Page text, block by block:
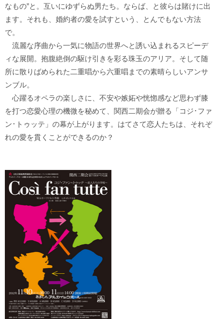
なもの”と。互いにゆずらぬ男たち。ならば、と彼らは賭けに出
ます。それも、婚約者の愛を試すという、とんでもない方法
で。
流麗な序曲から一気に物語の世界へと誘い込まれるスピーデ
ィな展開。抱腹絶倒の駆け引きを彩る珠玉のアリア。そして随
所に散りばめられた二重唱から六重唱までの素晴らしいアンサ
ンブル。
心躍るオペラの楽しさに、不安や嫉妬や恍惚感など思わず膝
を打つ恋愛心理の機微を秘めて、関西二期会が贈る「コジ･ファ
ン･トゥッテ」の幕が上がります。はてさて恋人たちは、それぞ
れの愛を貫くことができるのか？